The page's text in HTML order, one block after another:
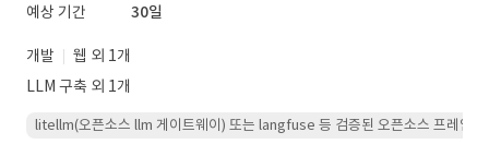
예상 기간
30일
개발
웹 외 1개
LLM 구축 외 1개
litellm(오픈소스 llm 게이트웨이) 또는 langfuse 등 검증된 오픈소스 프레임워